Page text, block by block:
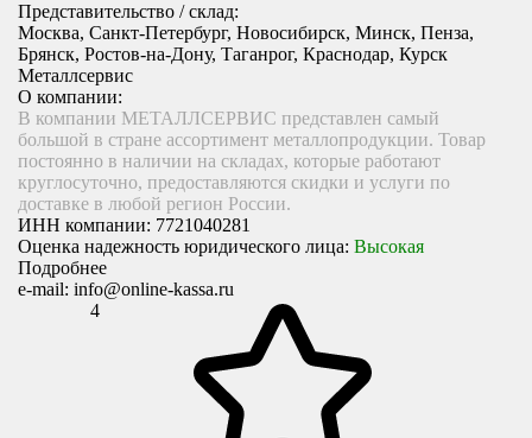
Представительство / склад:
Москва, Санкт-Петербург, Новосибирск, Минск, Пенза,
Брянск, Ростов-на-Дону, Таганрог, Краснодар, Курск
Металлсервис
О компании:
В компании МЕТАЛЛСЕРВИС представлен самый
большой в стране ассортимент металлопродукции. Товар
постоянно в наличии на складах, которые работают
круглосуточно, предоставляются скидки и услуги по
доставке в любой регион России.
ИНН компании: 7721040281
Оценка надежность юридического лица: Высокая
Подробнее
e-mail: info@online-kassa.ru
4